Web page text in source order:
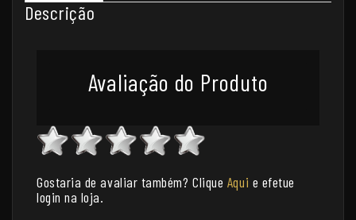
Descrição
Avaliação do Produto
Gostaria de avaliar também? Clique Aqui e efetue
login na loja.